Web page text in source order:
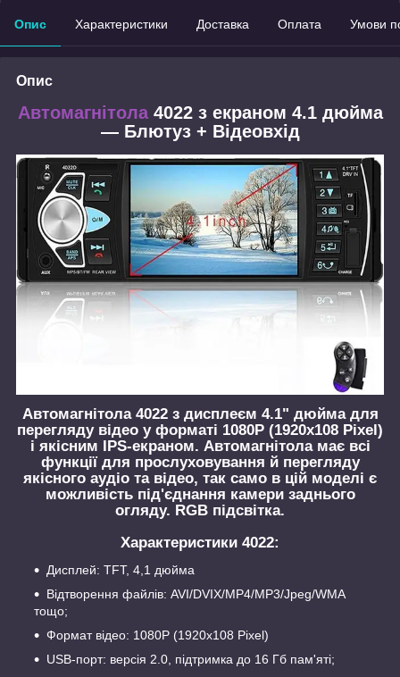
Опис Характеристики Доставка Оплата Умови
Опис
Автомагнітола4022 з екраном 4.1 дюйма
— Блютуз + Відеовхід
Автомагнітола 4022 з дисплеєм 4.1" дюйма для
перегляду відео у форматі 1080P (1920x108 Pixel)
і якісним IPS-екраном. Автомагнітола має всі
функції для прослуховування й перегляду
якісного аудіо та відео, так само в цій моделі є
можливість під'єднання камери заднього
огляду. RGB підсвітка.
Характеристики 4022:
Дисплей: TFT, 4,1 дюйма
Відтворення файлів: AVI/DVIX/MP4/МР3/Jpeg/WMA
тощо;
Формат відео: 1080P (1920x108 Pixel)
USB-порт: версія 2.0, підтримка до 16 Гб пам'яті;